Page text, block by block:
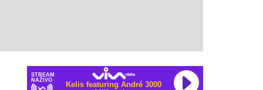
STREAM
NAŽIVO
Kelis featuring André 3000